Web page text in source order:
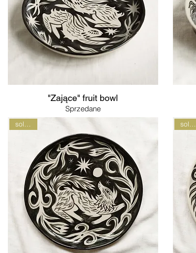
"Zające" fruit bowl
Sprzedane
sold out sold out